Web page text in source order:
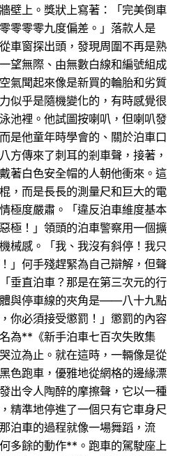
壁上。獎狀上寫著：「完美倒車
零零零九度偏差。」落款人是
車窗探出頭，發現周圍不再是熟
望無際、由無數白線和編號組成
氣聞起來像是新買的輪胎和劣質
似乎是隨機變化的，有時感覺很
池裡。他試圖按喇叭，但喇叭發
是他童年時學會的、關於泊車口
方傳來了刺耳的剎車聲，接著，
著白色安全帽的人朝他衝來。這
，而是長長的測量尺和巨大的電
極度嚴肅。「違反泊車維度基本
極！」領頭的泊車警察用一個擴
械感。「我、我沒有斜停！我只
」何手殘趕緊為自己辯解，但聲
垂直泊車？那是在第三次元的行
與停車線的夾角是——八十九點
你必須接受懲罰！」懲罰的內容
為**《新手泊車七百次失敗集
泣為止。就在這時，一輛像是從
色跑車，優雅地從網格的邊緣漂
出令人陶醉的摩擦聲，它以一種
精準地停進了一個只有它車身尺
泊車的過程就像一場舞蹈，流
多餘的動作**。跑車的駕駛座上